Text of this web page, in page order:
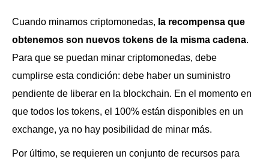
Cuando minamos criptomonedas, la recompensa que
obtenemos son nuevos tokens de la misma cadena.
Para que se puedan minar criptomonedas, debe
cumplirse esta condición: debe haber un suministro
pendiente de liberar en la blockchain. En el momento en
que todos los tokens, el 100% están disponibles en un
exchange, ya no hay posibilidad de minar más.
Por último, se requieren un conjunto de recursos para